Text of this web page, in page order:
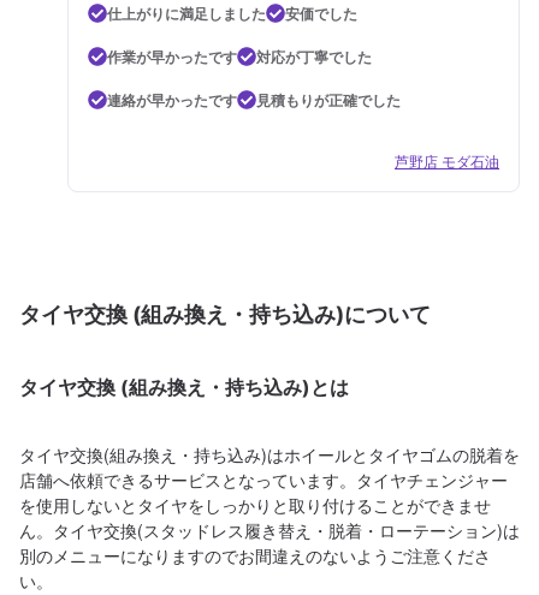
仕上がりに満足しました
安価でした
作業が早かったです
対応が丁寧でした
連絡が早かったです
見積もりが正確でした
芦野店 モダ石油
タイヤ交換 (組み換え・持ち込み)について
タイヤ交換 (組み換え・持ち込み)とは
タイヤ交換(組み換え・持ち込み)はホイールとタイヤゴムの脱着を
店舗へ依頼できるサービスとなっています。タイヤチェンジャー
を使用しないとタイヤをしっかりと取り付けることができませ
ん。タイヤ交換(スタッドレス履き替え・脱着・ローテーション)は
別のメニューになりますのでお間違えのないようご注意くださ
い。